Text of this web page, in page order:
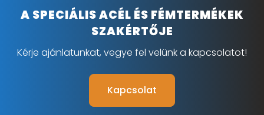
A SPECIÁLIS ACÉL ÉS FÉMTERMÉKEK
SZAKÉRTŐJE
Kérje ajánlatunkat, vegye fel velünk a kapcsolatot!
Kapcsolat